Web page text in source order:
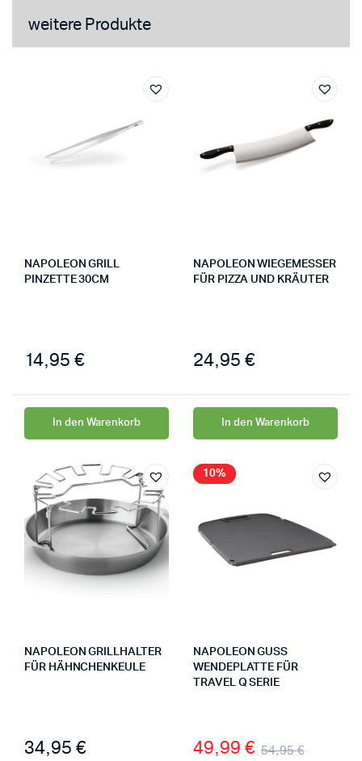
weitere Produkte
NAPOLEON GRILL
PINZETTE 30CM
14,95 €
In den Warenkorb
NAPOLEON WIEGEMESSER
FÜR PIZZA UND KRÄUTER
24,95 €
In den Warenkorb
NAPOLEON GRILLHALTER
FÜR HÄHNCHENKEULE
34,95 €
10%
NAPOLEON GUSS
WENDEPLATTE FÜR
TRAVEL Q SERIE
54,95€
49,99 €